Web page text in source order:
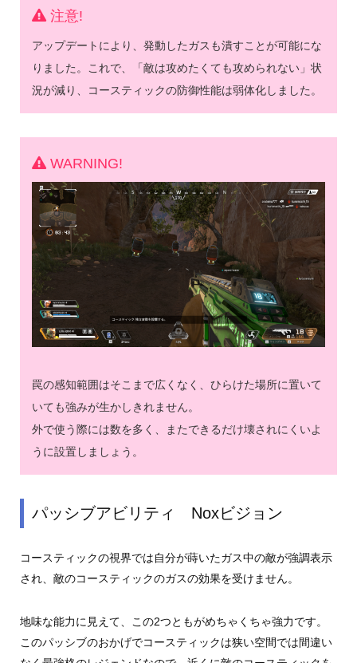
注意!
アップデートにより、発動したガスも潰すことが可能にな
りました。これで、「敵は攻めたくても攻められない」状
況が減り、コースティックの防御性能は弱体化しました。
WARNING!
罠の感知範囲はそこまで広くなく、ひらけた場所に置いて
いても強みが生かしきれません。
外で使う際には数を多く、またできるだけ壊されにくいよ
うに設置しましょう。
パッシブアビリティ Noxビジョン
コースティックの視界では自分が蒔いたガス中の敵が強調表示
され、敵のコースティックのガスの効果を受けません。
地味な能力に見えて、この2つともがめちゃくちゃ強力です。
このパッシブのおかげでコースティックは狭い空間では間違い